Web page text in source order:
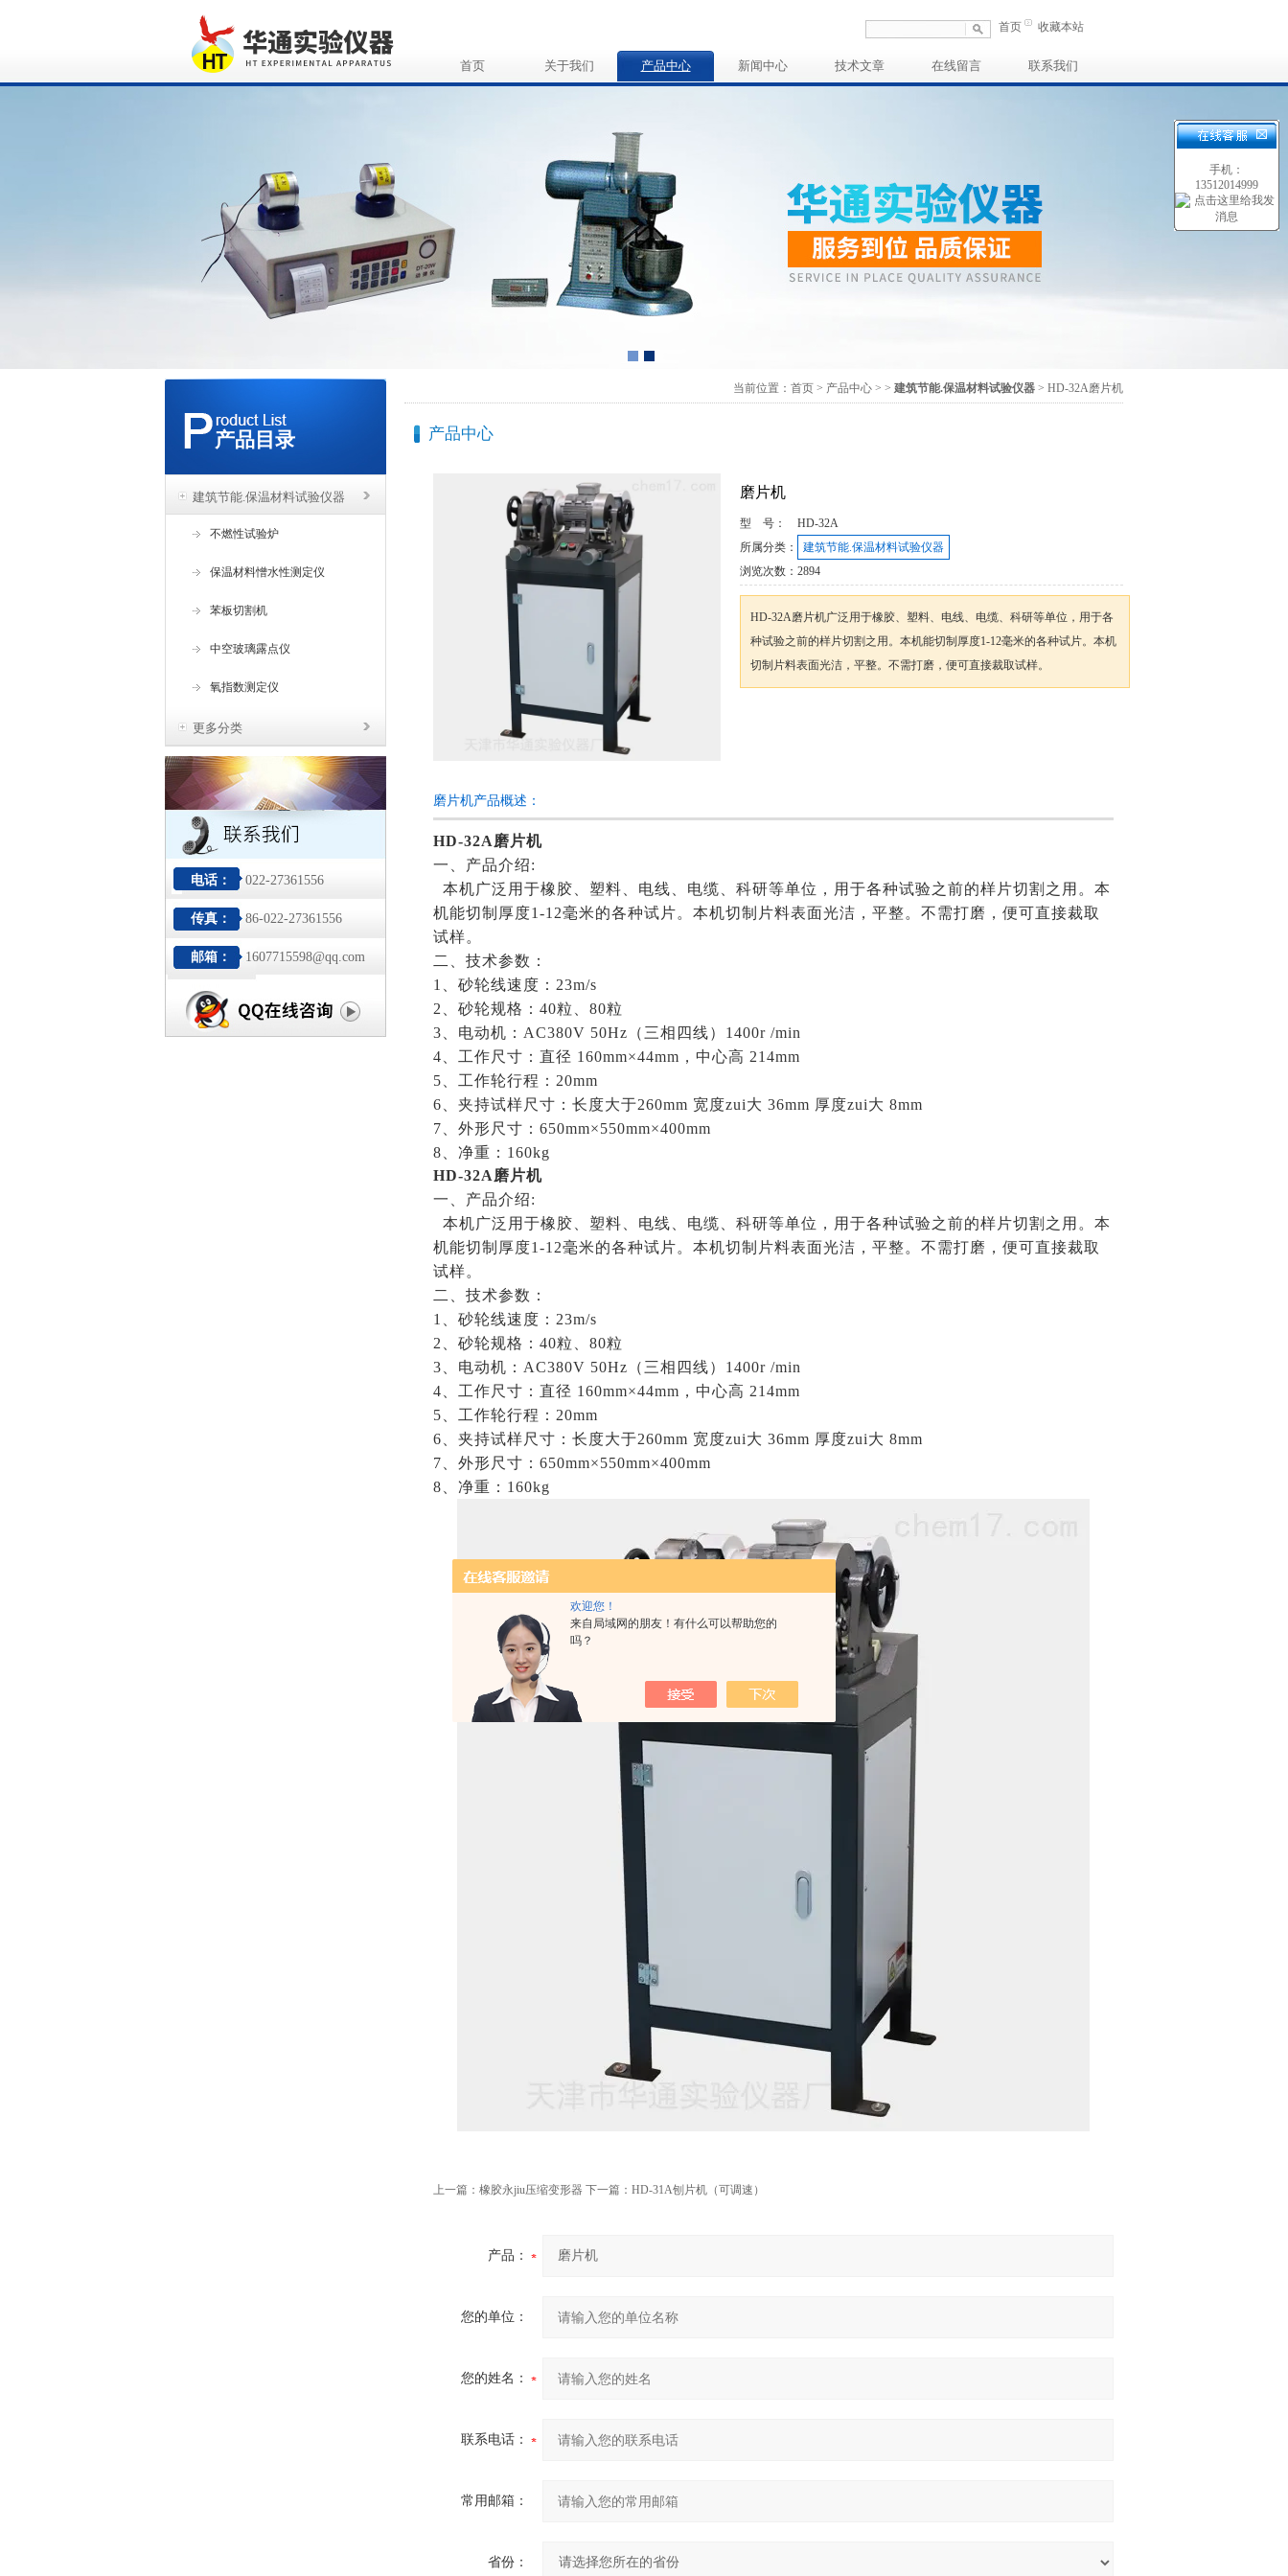
欢迎您！
来自局域网的朋友！有什么可以帮助您的
吗？
首页 收藏本站
首页 关于我们 产品中心 新闻中心 技术文章 在线留言 联系我们
产品目录
建筑节能.保温材料试验仪器
不燃性试验炉
保温材料憎水性测定仪
苯板切割机
中空玻璃露点仪
氧指数测定仪
更多分类
电话： 022-27361556
传真： 86-022-27361556
邮箱： 1607715598@qq.com
当前位置： 首页 > 产品中心 > > 建筑节能.保温材料试验仪器 > HD-32A磨片机
产品中心
磨片机
型 号：
HD-32A
所属分类：
建筑节能.保温材料试验仪器
浏览次数： 2894
HD-32A磨片机广泛用于橡胶、塑料、电线、电缆、科研等单位，用于各
种试验之前的样片切割之用。本机能切制厚度1-12毫米的各种试片。本机
切制片料表面光洁，平整。不需打磨，便可直接裁取试样。
磨片机产品概述：
HD-32A磨片机
一、产品介绍:
本机广泛用于橡胶、塑料、电线、电缆、科研等单位，用于各种试验之前的样片切割之用。本
机能切制厚度1-12毫米的各种试片。本机切制片料表面光洁，平整。不需打磨，便可直接裁取
试样。
二、技术参数：
1、砂轮线速度：23m/s
2、砂轮规格：40粒、80粒
3、电动机：AC380V 50Hz（三相四线）1400r /min
4、工作尺寸：直径 160mm×44mm，中心高 214mm
5、工作轮行程：20mm
6、夹持试样尺寸：长度大于260mm 宽度zui大 36mm 厚度zui大 8mm
7、外形尺寸：650mm×550mm×400mm
8、净重：160kg
HD-32A磨片机
一、产品介绍:
本机广泛用于橡胶、塑料、电线、电缆、科研等单位，用于各种试验之前的样片切割之用。本
机能切制厚度1-12毫米的各种试片。本机切制片料表面光洁，平整。不需打磨，便可直接裁取
试样。
二、技术参数：
1、砂轮线速度：23m/s
2、砂轮规格：40粒、80粒
3、电动机：AC380V 50Hz（三相四线）1400r /min
4、工作尺寸：直径 160mm×44mm，中心高 214mm
5、工作轮行程：20mm
6、夹持试样尺寸：长度大于260mm 宽度zui大 36mm 厚度zui大 8mm
7、外形尺寸：650mm×550mm×400mm
8、净重：160kg
上一篇： 橡胶永jiu压缩变形器 下一篇： HD-31A刨片机（可调速）
产品：
您的单位：
您的姓名：
联系电话：
常用邮箱：
省份：
手机：
13512014999